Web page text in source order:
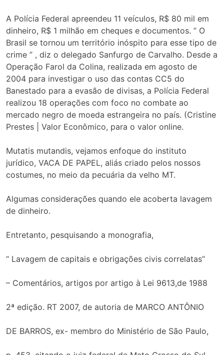
A Polícia Federal apreendeu 11 veículos, R$ 80 mil em
dinheiro, R$ 1 milhão em cheques e documentos. ” O
Brasil se tornou um território inóspito para esse tipo de
crime ” , diz o delegado Sanfurgo de Carvalho. Desde a
Operação Farol da Colina, realizada em agosto de
2004 para investigar o uso das contas CC5 do
Banestado para a evasão de divisas, a Polícia Federal
realizou 18 operações com foco no combate ao
mercado negro de moeda estrangeira no país. (Cristine
Prestes | Valor Econômico, para o valor online.
Mutatis mutandis, vejamos enfoque do instituto
jurídico, VACA DE PAPEL, aliás criado pelos nossos
costumes, no meio da pecuária da velho MT.
Algumas considerações quando ele acoberta lavagem
de dinheiro.
Entretanto, pesquisando a monografia,
“ Lavagem de capitais e obrigações civis correlatas”
– Comentários, artigos por artigo à Lei 9613,de 1988
2ª edição. RT 2007, de autoria de MARCO ANTÔNIO
DE BARROS, ex- membro do Ministério de São Paulo,